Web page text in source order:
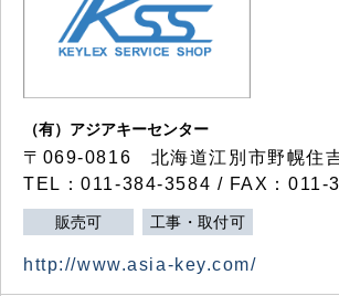
（有）アジアキーセンター
〒069-0816 北海道江別市野幌住
TEL：011-384-3584 / FAX：011-
販売可 工事・取付可
http://www.asia-key.com/